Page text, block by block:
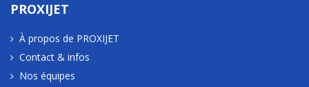
PROXIJET
À propos de PROXIJET
Contact & infos
Nos équipes